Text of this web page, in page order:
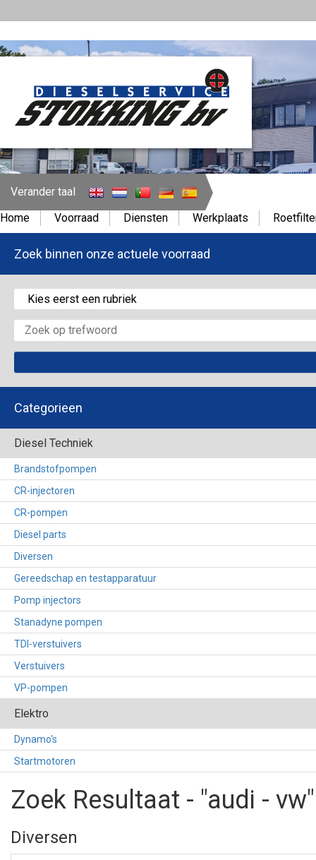
Verander taal
Home
Voorraad Diensten Werkplaats
Zoek binnen onze actuele voorraad
Categorieen
Diesel Techniek
Brandstofpompen
CR-injectoren
CR-pompen
Diesel parts
Diversen
Gereedschap en testapparatuur
Pomp injectors
Stanadyne pompen
TDI-verstuivers
Verstuivers
VP-pompen
Elektro
Dynamo's
Startmotoren
Zoek Resultaat - "audi - vw"
Diversen